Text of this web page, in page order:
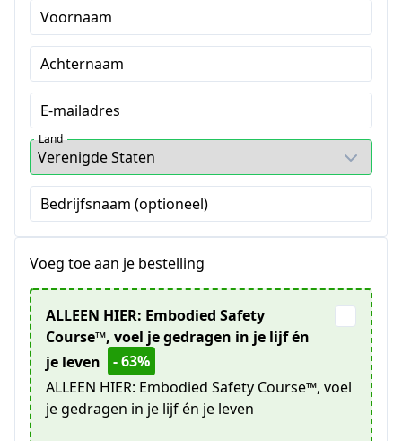
Voornaam
Achternaam
E-mailadres
Land
Bedrijfsnaam (optioneel)
Voeg toe aan je bestelling
ALLEEN HIER: Embodied Safety
Course™️, voel je gedragen in je lijf én
je leven
- 63%
ALLEEN HIER: Embodied Safety Course™️, voel
je gedragen in je lijf én je leven